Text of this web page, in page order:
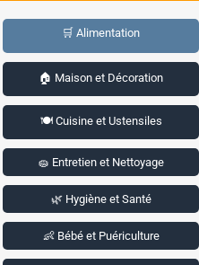
🛒 Alimentation
🏠 Maison et Décoration
🍽️ Cuisine et Ustensiles
🧽 Entretien et Nettoyage
🌿 Hygiène et Santé
👶 Bébé et Puériculture